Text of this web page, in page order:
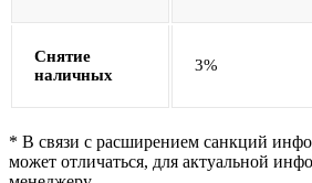
Снятие
наличных
3%
* В связи с расширением санкций
может отличаться, для актуальной